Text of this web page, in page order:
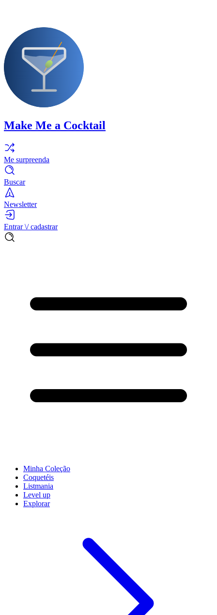
Make Me a Cocktail
Me surpreenda
Buscar
Newsletter
Entrar \/ cadastrar
Minha Coleção
Coquetéis
Listmania
Level up
Explorar